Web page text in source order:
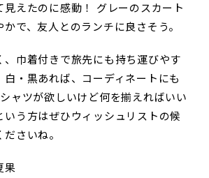
えたのに感動！ グレーのスカート
で、友人とのランチに良さそう。
、巾着付きで旅先にも持ち運びやす
白・黒あれば、コーディネートにも
ャツが欲しいけど何を揃えればいい
いう方はぜひウィッシュリストの候
さいね。
果